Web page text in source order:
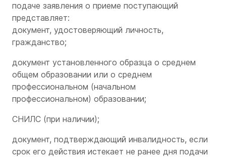
подаче заявления о приеме поступающий
представляет:
документ, удостоверяющий личность,
гражданство;
документ установленного образца о среднем
общем образовании или о среднем
профессиональном (начальном
профессиональном) образовании;
СНИЛС (при наличии);
документ, подтверждающий инвалидность, если
срок его действия истекает не ранее дня подачи